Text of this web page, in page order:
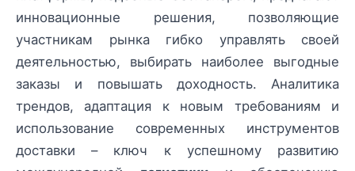
инновационные решения, позволяющие
участникам рынка гибко управлять своей
деятельностью, выбирать наиболее выгодные
заказы и повышать доходность. Аналитика
трендов, адаптация к новым требованиям и
использование современных инструментов
доставки – ключ к успешному развитию